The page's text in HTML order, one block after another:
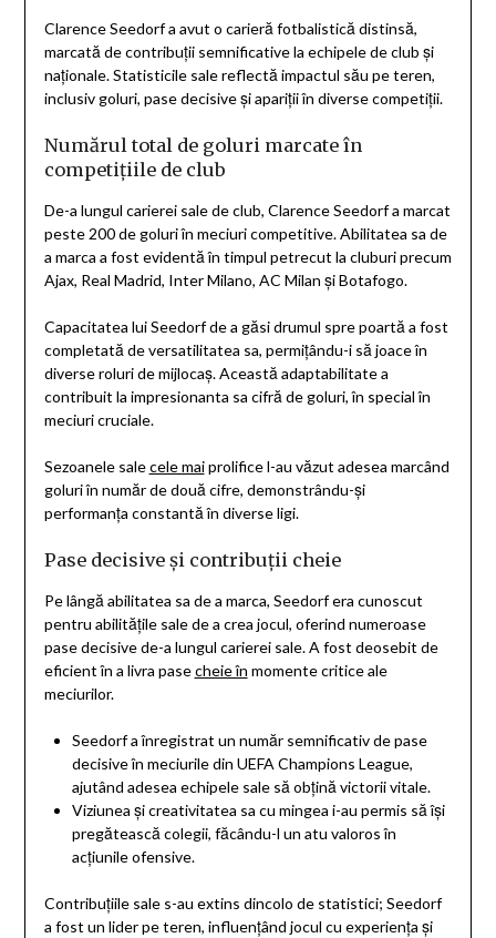
Clarence Seedorf a avut o carieră fotbalistică distinsă,
marcată de contribuții semnificative la echipele de club și
naționale. Statisticile sale reflectă impactul său pe teren,
inclusiv goluri, pase decisive și apariții în diverse competiții.
Numărul total de goluri marcate în
competițiile de club
De-a lungul carierei sale de club, Clarence Seedorf a marcat
peste 200 de goluri în meciuri competitive. Abilitatea sa de
a marca a fost evidentă în timpul petrecut la cluburi precum
Ajax, Real Madrid, Inter Milano, AC Milan și Botafogo.
Capacitatea lui Seedorf de a găsi drumul spre poartă a fost
completată de versatilitatea sa, permițându-i să joace în
diverse roluri de mijlocaș. Această adaptabilitate a
contribuit la impresionanta sa cifră de goluri, în special în
meciuri cruciale.
Sezoanele salecele maiprolifice l-au văzut adesea marcând
goluri în număr de două cifre, demonstrându-și
performanța constantă în diverse ligi.
Pase decisive și contribuții cheie
Pe lângă abilitatea sa de a marca, Seedorf era cunoscut
pentru abilitățile sale de a crea jocul, oferind numeroase
pase decisive de-a lungul carierei sale. A fost deosebit de
eficient în a livra pasecheie în momente critice ale
meciurilor.
Seedorf a înregistrat un număr semnificativ de pase
decisive în meciurile din UEFA Champions League,
ajutând adesea echipele sale să obțină victorii vitale.
Viziunea și creativitatea sa cu mingea i-au permis să își
pregătească colegii, făcându-l un atu valoros în
acțiunile ofensive.
Contribuțiile sale s-au extins dincolo de statistici; Seedorf
a fost un lider pe teren, influențând jocul cu experiența și